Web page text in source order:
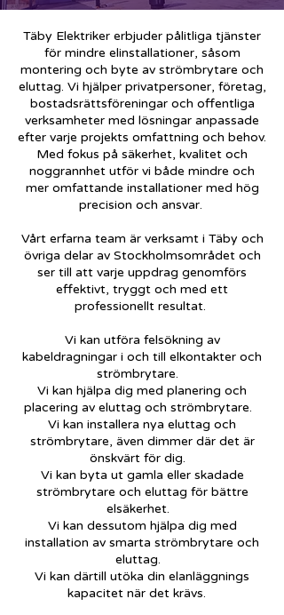
Täby Elektriker erbjuder pålitliga tjänster
för mindre elinstallationer, såsom
montering och byte av strömbrytare och
eluttag. Vi hjälper privatpersoner, företag,
bostadsrättsföreningar och offentliga
verksamheter med lösningar anpassade
efter varje projekts omfattning och behov.
Med fokus på säkerhet, kvalitet och
noggrannhet utför vi både mindre och
mer omfattande installationer med hög
precision och ansvar.
Vårt erfarna team är verksamt i Täby och
övriga delar av Stockholmsområdet och
ser till att varje uppdrag genomförs
effektivt, tryggt och med ett
professionellt resultat.
Vi kan utföra felsökning av
kabeldragningar i och till elkontakter och
strömbrytare.
Vi kan hjälpa dig med planering och
placering av eluttag och strömbrytare.
Vi kan installera nya eluttag och
strömbrytare, även dimmer där det är
önskvärt för dig.
Vi kan byta ut gamla eller skadade
strömbrytare och eluttag för bättre
elsäkerhet.
Vi kan dessutom hjälpa dig med
installation av smarta strömbrytare och
eluttag.
Vi kan därtill utöka din elanläggnings
kapacitet när det krävs.